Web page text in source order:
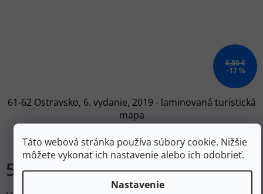
Táto webová stránka používa súbory cookie. Nižšie
môžete vykonať ich nastavenie alebo ich odobrieť.
Nastavenie
6,80 €
–17 %
61-62 Ostravsko, 6. vydanie, 2019 - laminovaná turistická
mapa
Skladom
5,60 € Do košíka